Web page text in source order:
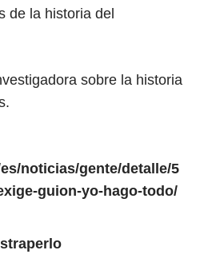
de la historia del
sobre la historia
noticias/gente/detalle/5
guion-yo-hago-todo/